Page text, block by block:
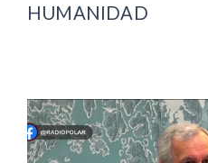
HUMANIDAD